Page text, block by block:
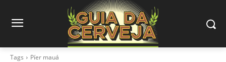
Tags Píer mauá